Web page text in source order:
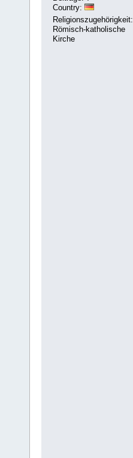
Country:
Religionszugehörigkeit:
Römisch-katholische
Kirche